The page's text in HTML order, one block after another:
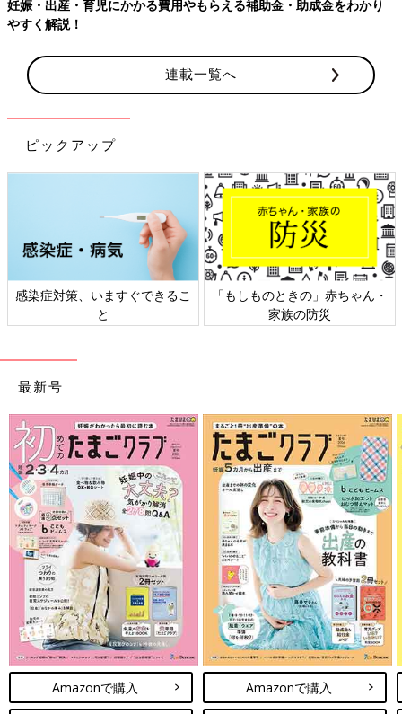
費用やもらえる補助金・助成金をわかり
連載一覧へ
ピックアップ
すぐできるこ
「もしものときの」赤ちゃん・
日本外来小児科
最新号
Amazonで購入 Amazonで購入